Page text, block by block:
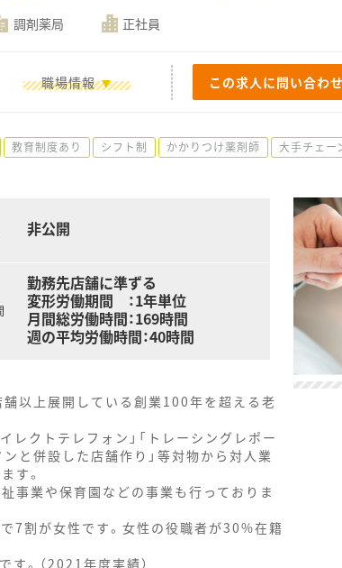
調剤薬局 正社員
職場情報 この求人に問い合わ
教育制度あり シフト制 かかりつけ薬剤師 大手チェー
非公開
勤務先店舗に準ずる
変形労働期間 ：1年単位
月間総労働時間：169時間
週の平均労働時間：40時間
舗以上展開している創業100年を超える老
クトテレフォン」「トレーシングレポー
ンと併設した店舗作り」等対物から対人業
す。
事業や保育園などの事業も行っておりま
7割が女性です。女性の役職者が30%在籍
。（2021年度実績）